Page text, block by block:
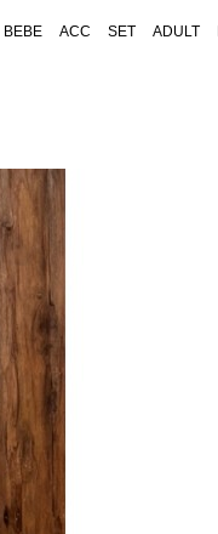
ADULT
SET
ACC
BEBE